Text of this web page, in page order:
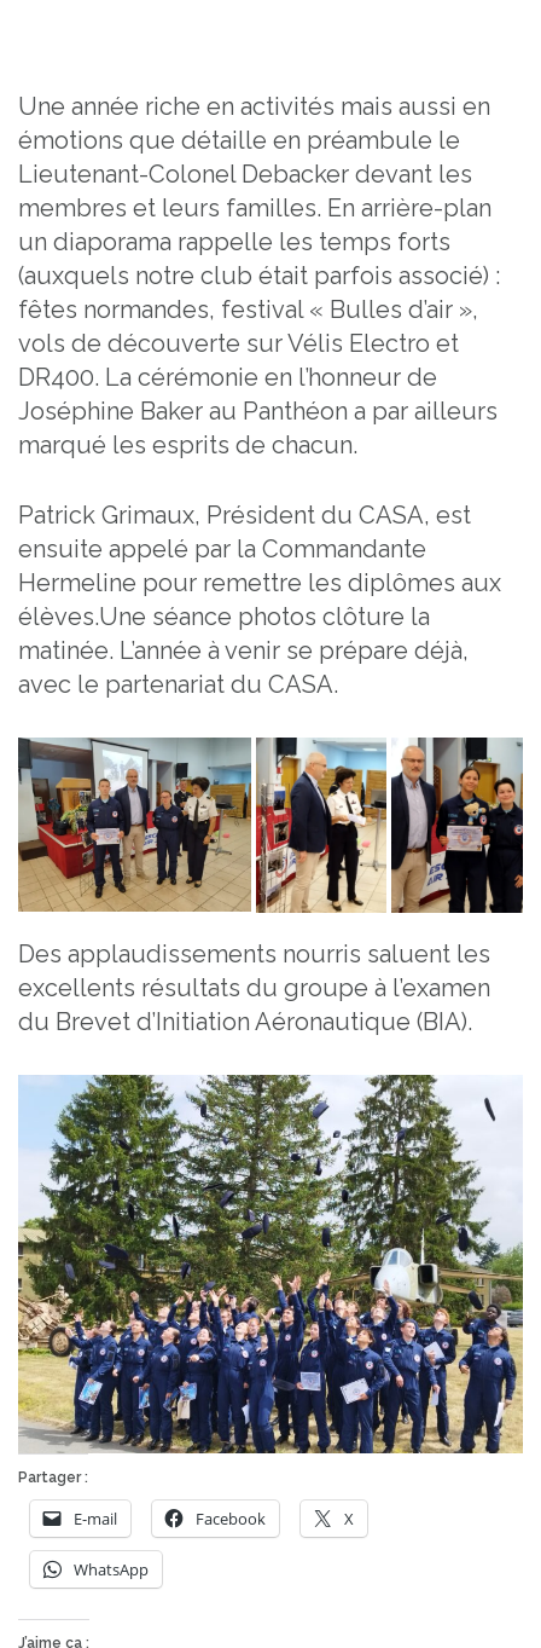
Une année riche en activités mais aussi en
émotions que détaille en préambule le
Lieutenant-Colonel Debacker devant les
membres et leurs familles. En arrière-plan
un diaporama rappelle les temps forts
(auxquels notre club était parfois associé) :
fêtes normandes, festival « Bulles d’air »,
vols de découverte sur Vélis Electro et
DR400. La cérémonie en l’honneur de
Joséphine Baker au Panthéon a par ailleurs
marqué les esprits de chacun.
Patrick Grimaux, Président du CASA, est
ensuite appelé par la Commandante
Hermeline pour remettre les diplômes aux
élèves.Une séance photos clôture la
matinée. L’année à venir se prépare déjà,
avec le partenariat du CASA.
Des applaudissements nourris saluent les
excellents résultats du groupe à l’examen
du Brevet d’Initiation Aéronautique (BIA).
Partager :
E-mail Facebook X
WhatsApp
J’aime ça :